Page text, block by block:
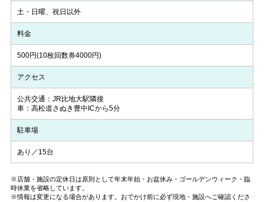
土・日曜、祝日以外
料金
500円(10枚回数券4000円)
アクセス
公共交通：JR比地大駅隣接
車：高松道さぬき豊中ICから5分
駐車場
あり／15台
※店舗・施設の定休日は原則として年末年始・お盆休み・ゴールデンウィーク・臨
時休業を省略しています。
※情報は変更になる場合があります。おでかけ前に必ず現地・施設へご確認くださ